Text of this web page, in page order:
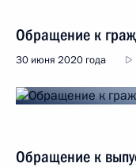
Обращение к
30 июня 2020 года
Обращение к